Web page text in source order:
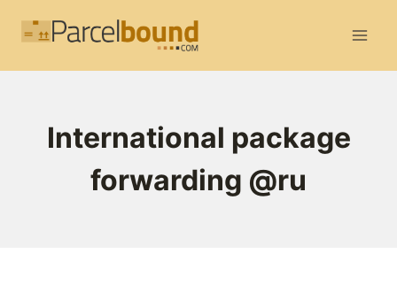
International package
forwarding @ru